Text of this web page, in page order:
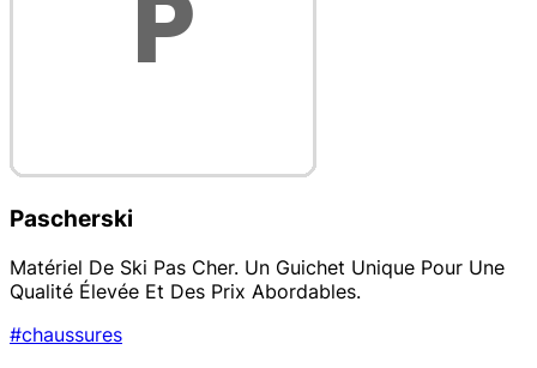
Pascherski
Matériel De Ski Pas Cher. Un Guichet Unique Pour Une
Qualité Élevée Et Des Prix Abordables.
#chaussures